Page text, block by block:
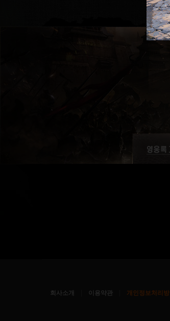
회사소개 이용약관 개인정보처리방